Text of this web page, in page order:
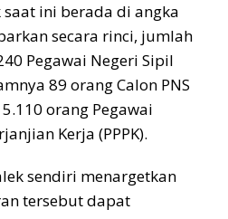
ini berada di angka
secara rinci, jumlah
Pegawai Negeri Sipil
89 orang Calon PNS
orang Pegawai
Kerja (PPPK).
sendiri menargetkan
tersebut dapat